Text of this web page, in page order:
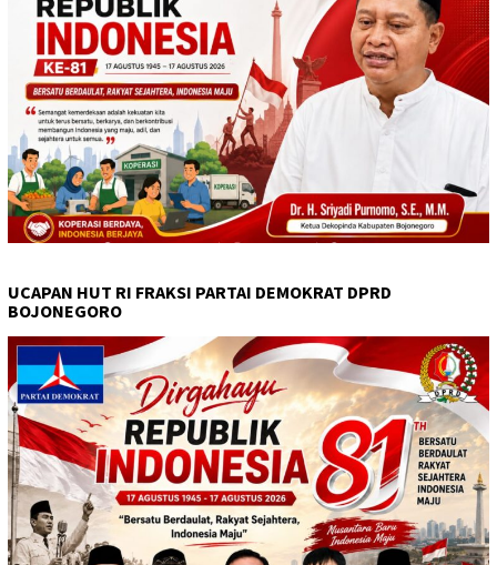
UCAPAN HUT RI FRAKSI PARTAI DEMOKRAT DPRD
BOJONEGORO